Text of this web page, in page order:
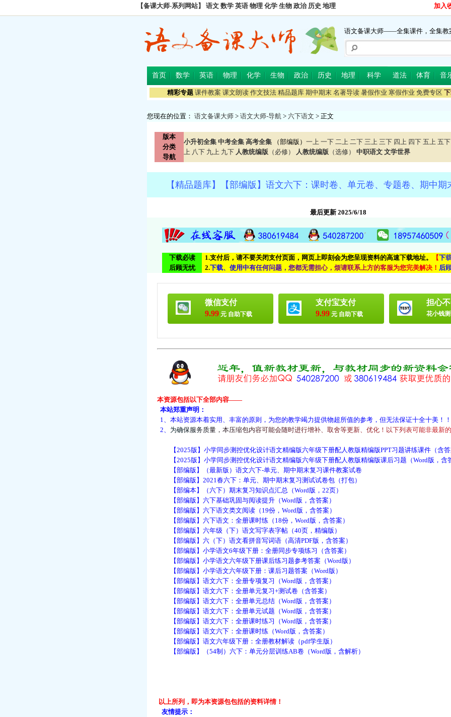
【备课大师-系列网站】 语文 数学 英语 物理 化学 生物 政治 历史 地理 加入
语文备课大师——全集课件，全集教
首页 数学 英语 物理 化学 生物 政治 历史 地理 科学 道法 体育 音
精彩专题 课件教案 课文朗读 作文技法 精品题库 期中期末 名著导读 暑假作业 寒假作业 免费专区 下
您现在的位置： 语文备课大师 > 语文大师-导航 > 六下语文 > 正文
版本
分类
导航
小升初全集 中考全集 高考全集 （部编版） 一上 一下 二上 二下 三上 三下 四上 四下 五上 五下
上 八下 九上 九下 人教统编版 （必修） 人教统编版 （选修） 中职语文 文学世界
【精品题库】【部编版】语文六下：课时卷、单元卷、专题卷、期中期
最后更新 2025/6/18
下载必读
后顾无忧
1.支付后，请不要关闭支付页面，网页上即刻会为您呈现资料的高速下载地址。 【下
2.下载、 使用中有任何问题 ， 您都无需担心， 烦请联系上方的客服为您完美解决 ！ 后
微信支付
9.99 元 自助下载
支付宝支付
9.99 元 自助下载
担心
花小钱
本资源包括以下全部内容——
本站郑重声明：
1、本站资源本着实用、丰富的原则，为您的教学竭力提供物超所值的参考，但无法保证十全十美！！
2、 为确保服务质量 ， 本压缩包内容可能会随时进行增补、 取舍等更新、 优化 ！ 以下列 表可能非最新的
【2025版】小学同步测控优化设计语文精编版六年级下册配人教版精编版PPT习题讲练课件（含
【2025版】小学同步测控优化设计语文精编版六年级下册配人教版精编版课后习题（Word版，含
【部编版】（最新版）语文六下-单元、期中期末复习课件教案试卷
【部编版】2021春六下：单元、期中期末复习测试试卷包（打包）
【部编本】（六下）期末复习知识点汇总（Word版，22页）
【部编版】六下基础巩固与阅读提升（Word版，含答案）
【部编版】六下语文类文阅读（19份，Word版，含答案）
【部编版】六下语文：全册课时练（18份，Word版，含答案）
【部编版】六年级（下）语文写字表字帖（40页，精编版）
【部编版】六（下）语文看拼音写词语（高清PDF版，含答案）
【部编版】小学语文6年级下册：全册同步专项练习（含答案）
【部编版】小学语文六年级下册课后练习题参考答案（Word版）
【部编版】小学语文六年级下册：课后习题答案（Word版）
【部编版】语文六下：全册专项复习（Word版，含答案）
【部编版】语文六下：全册单元复习+测试卷（含答案）
【部编版】语文六下：全册单元总结（Word版，含答案）
【部编版】语文六下：全册单元试题（Word版，含答案）
【部编版】语文六下：全册课时练习（Word版，含答案）
【部编版】语文六下：全册课时练（Word版，含答案）
【部编版】语文六年级下册：全册教材解读（pdf学生版）
【部编版】（54制）六下：单元分层训练AB卷（Word版，含解析）
以上所列，即为本资源包包括的资料详情！
友情提示：